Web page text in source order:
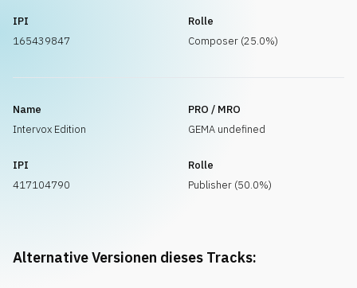
IPI
165439847
Rolle
Composer (25.0%)
Name
Intervox Edition
PRO / MRO
GEMA undefined
IPI
417104790
Rolle
Publisher (50.0%)
Alternative Versionen dieses Tracks: